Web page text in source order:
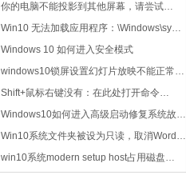
你的电脑不能投影到其他屏幕，请尝试…
Win10 无法加载应用程序：\Windows\sy…
Windows 10 如何进入安全模式
windows10锁屏设置幻灯片放映不能正常…
Shift+鼠标右键没有：在此处打开命令…
Windows10如何进入高级启动修复系统故…
Win10系统文件夹被设为只读，取消Word…
win10系统modern setup host占用磁盘…